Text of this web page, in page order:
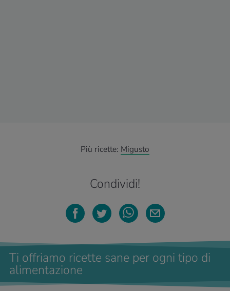
Più ricette: Migusto
Condividi!
Ti offriamo ricette sane per ogni tipo di
alimentazione